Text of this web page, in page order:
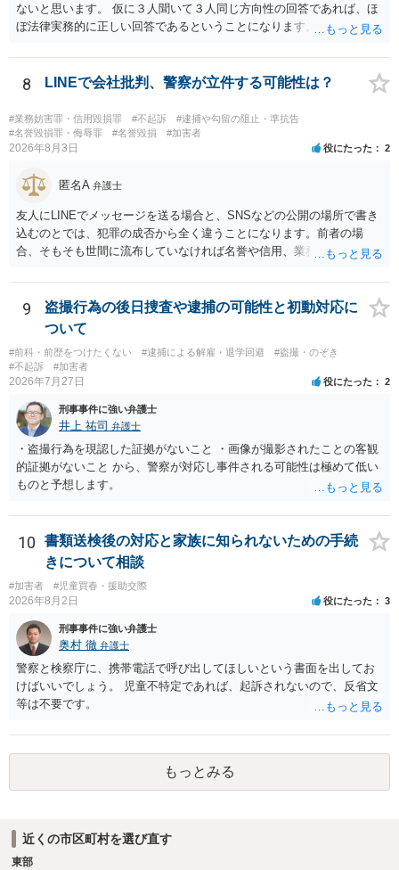
ないと思います。 仮に３人聞いて３人同じ方向性の回答であれば、ほ
ぼ法律実務的に正しい回答であるということになります。 ３人聞いて
２になった場合は、どちらも法律実務的にありえるということであ
り、３人の弁護士の中で、一番相性の良いいざというときに弁護を頼
みたい弁護士を決め、その弁護士の発言を信じるということになりま
す。 その３人の中で「逮捕されない」と断言した弁護士には基本的に
委任しないほうがよいと思われます。 そもそも意見が分かれるような
事案で、断言すること自体が不適切であるからです。 ただ、相談者が
の気持ちを理解した上で、「逮捕されてもすぐに（自ら）接見して、
士に予め費用の見積もりをしておいても良いかと思われます。
8 LINEで会社批判、警察が立件する可能性は？
#業務妨害罪・信用毀損罪 #不起訴
#逮捕や勾留の阻止・準抗告
#名誉毀損罪・侮辱罪
#名誉毀損 #加害者
2026年8月3日 役にたった 2
匿名A 弁護士
友人にLINEでメッセージを送る場合と、SNSなどの公開の場所で書き
込むのとでは、犯罪の成否から全く違うことになります。前者の場
合、そもそも世間に流布していなければ名誉や信用、業務にかかる犯
9
盗撮行為の後日捜査や逮捕の可能性と初動対応に
ついて
#前科・前歴をつけたくない #逮捕による解雇・退学回避
#盗撮・のぞき
#不起訴
#加害者
2026年7月27日 役にたった 2
刑事事件に強い弁護士
井上 祐司 弁護士
・盗撮行為を現認した証拠がないこと ・画像が撮影されたことの客観
的証拠がないこと から、警察が対応し事件される可能性は極めて低い
ものと予想します。
10
書類送検後の対応と家族に知られないための手続
きについて相談
#加害者 #児童買春・援助交際
2026年8月2日 役にたった 3
刑事事件に強い弁護士
奥村 徹 弁護士
警察と検察庁に、携帯電話で呼び出してほしいという書面を出してお
けばいいでしょう。 児童不特定であれば、起訴されないので、反省文
等は不要です。
もっとみる
近くの市区町村を選び直す
東部